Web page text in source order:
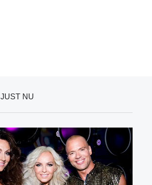
JUST NU